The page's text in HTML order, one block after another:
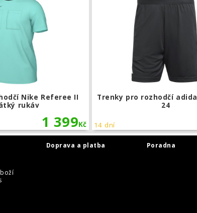
Nike Referee II
rukáv
1 399Kč
Trenky pro rozhodčí
24
14 dní
Doprava a platba Poradna